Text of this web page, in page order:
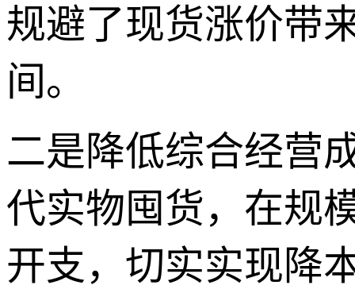
规避了现货涨价带
间。
二是降低综合经营
代实物囤货，在规
开支，切实实现降